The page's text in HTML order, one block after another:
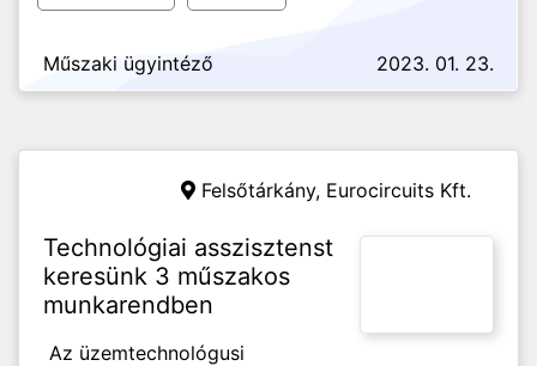
Műszaki ügyintéző 2023. 01. 23.
Felsőtárkány, Eurocircuits Kft.
Technológiai asszisztenst
keresünk 3 műszakos
munkarendben
Az üzemtechnológusi